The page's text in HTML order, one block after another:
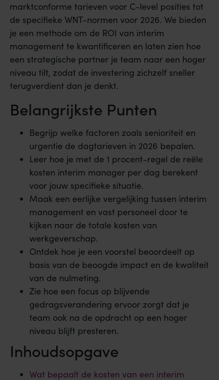
marktconforme tarieven voor C-level posities tot
de specifieke WNT-normen voor 2026. We bieden
je een methode om de ROI van interim
management te kwantificeren en laten zien hoe
een strategische partner je team naar een hoger
niveau tilt, zodat de investering zichzelf sneller
terugverdient dan je denkt.
Belangrijkste Punten
Begrijp welke factoren zoals senioriteit en
urgentie de dagtarieven in 2026 bepalen.
Leer hoe je met de 1 procent-regel de reële
kosten interim manager per dag berekent
voor jouw specifieke situatie.
Maak een eerlijke vergelijking tussen interim
management en vast personeel door te
kijken naar de totale kosten van
werkgeverschap.
Ontdek hoe je een voorstel beoordeelt op
basis van de beoogde impact en de kwaliteit
van de nulmeting.
Zie hoe een focus op blijvende
gedragsverandering ervoor zorgt dat je
team ook na de opdracht op een hoger
niveau blijft presteren.
Inhoudsopgave
Wat bepaalt de kosten van een interim